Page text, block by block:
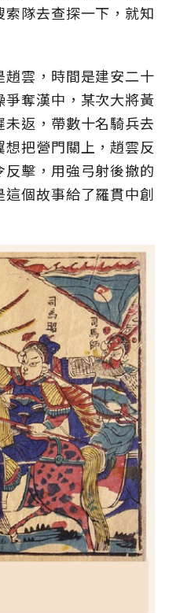
索隊去查探一下，就知
雲，時間是建安二十
奪漢中，某次大將黃
返，帶數十名騎兵去
把營門關上，趙雲反
擊，用強弓射後撤的
個故事給了羅貫中創